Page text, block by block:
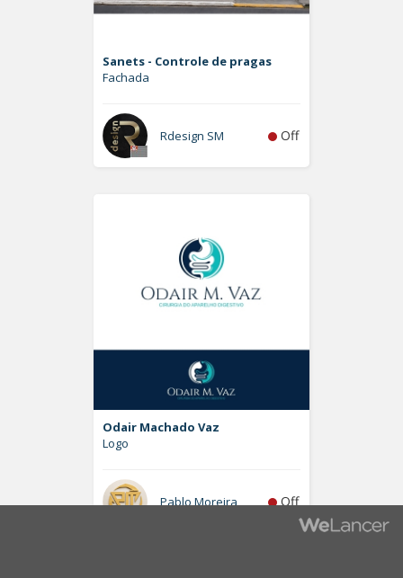
Sanets - Controle de pragas
Fachada
Rdesign SM Off
Odair Machado Vaz
Logo
Pablo Moreira Off